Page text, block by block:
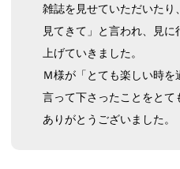
雑誌を見せていただいたり
見てきて」と言われ、見
上げていきました。
Ｍ様が「とても楽しい時を
言って下さったことをとて
ありがとうございました。